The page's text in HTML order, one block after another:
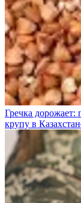
Гречка дорожает:
крупу в